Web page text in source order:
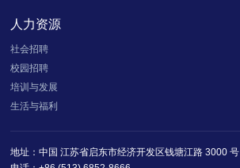
人力资源
社会招聘
校园招聘
培训与发展
生活与福利
地址：中国 江苏省启东市经济开发区钱塘江路 3000 号